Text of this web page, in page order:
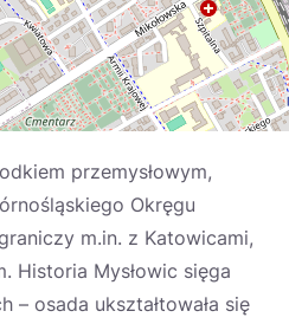
przemysłowym,
Okręgu
m.in. z Katowicami,
Historia Mysłowic sięga
– osada ukształtowała się